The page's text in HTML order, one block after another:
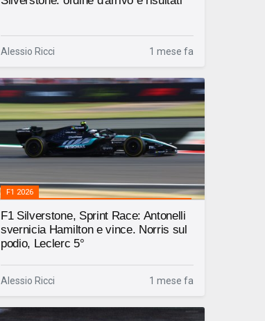
Alessio Ricci 1 mese fa
F1 2026
F1 Silverstone, Sprint Race: Antonelli
svernicia Hamilton e vince. Norris sul
podio, Leclerc 5°
Alessio Ricci 1 mese fa